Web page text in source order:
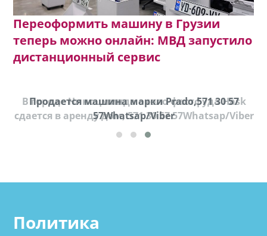
Переоформить машину в Грузии
теперь можно онлайн: МВД запустило
дистанционный сервис
В городе Ниноцминда около фастфуда Hask
cдается в аренду дом, 571 30 57 57Whatsap/Viber
Продается машина марки Prado,571 30 57
57Whatsap/Viber
Политика